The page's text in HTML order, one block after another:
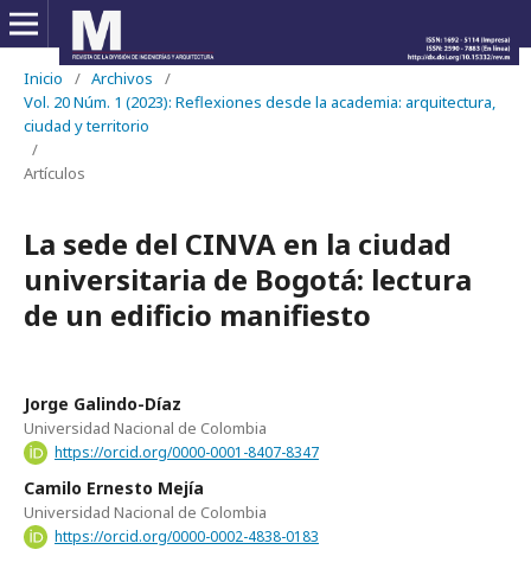
Inicio / Archivos
/
Vol. 20 Núm. 1 (2023): Reflexiones desde la academia: arquitectura,
ciudad y territorio
/
Artículos
La sede del CINVA en la ciudad
universitaria de Bogotá: lectura
de un edificio manifiesto
Jorge Galindo-Díaz
Universidad Nacional de Colombia
https://orcid.org/0000-0001-8407-8347
Camilo Ernesto Mejía
Universidad Nacional de Colombia
https://orcid.org/0000-0002-4838-0183